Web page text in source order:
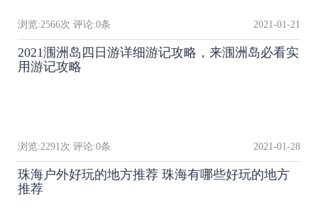
浏览:2566次 评论:0条 2021-01-21
2021涠洲岛四日游详细游记攻略，来涠洲岛必看实
用游记攻略
浏览:2291 次 评论:0条 2021-01-28
珠海户外好玩的地方推荐 珠海有哪些好玩的地方
推荐